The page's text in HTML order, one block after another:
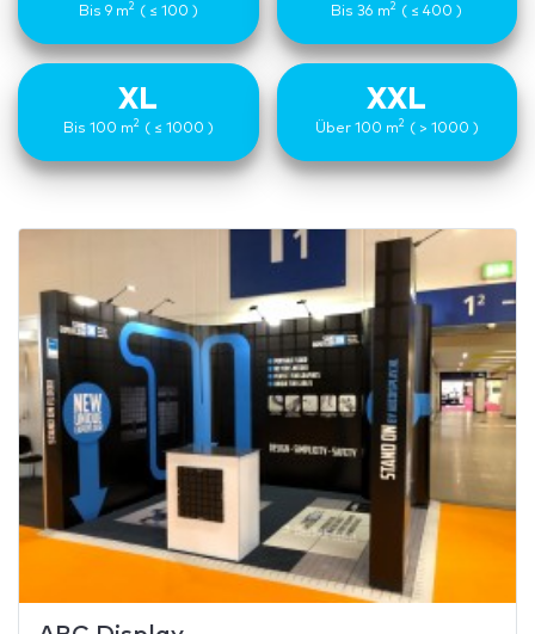
Bis 9 m2 ( ≤ 100 ) Bis 36 m2 ( ≤ 400 )
XL
Bis 100 m2 ( ≤ 1000 )
XXL
Über 100 m2 ( > 1000 )